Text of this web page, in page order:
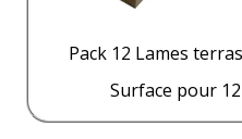
Pack 12 Lames
Surface pour